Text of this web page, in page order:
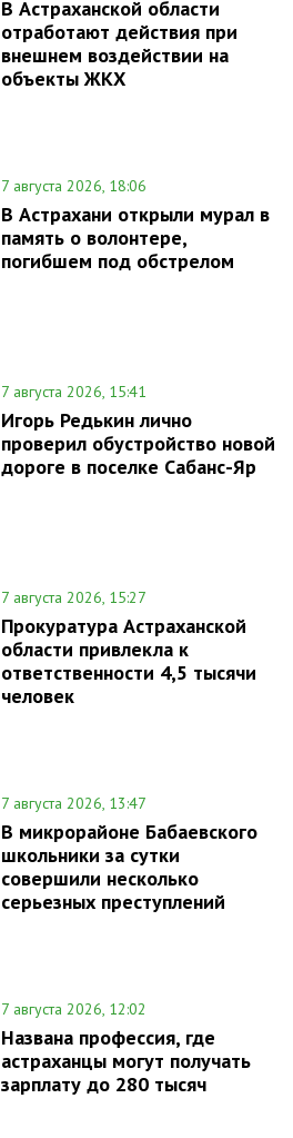
В Астраханской области
отработают действия при
внешнем воздействии на
объекты ЖКХ
7 августа 2026, 18:06
В Астрахани открыли мурал в
память о волонтере,
погибшем под обстрелом
7 августа 2026, 15:41
Игорь Редькин лично
проверил обустройство новой
дороге в поселке Сабанс-Яр
7 августа 2026, 15:27
Прокуратура Астраханской
области привлекла к
ответственности 4,5 тысячи
человек
7 августа 2026, 13:47
В микрорайоне Бабаевского
школьники за сутки
совершили несколько
серьезных преступлений
7 августа 2026, 12:02
Названа профессия, где
астраханцы могут получать
зарплату до 280 тысяч